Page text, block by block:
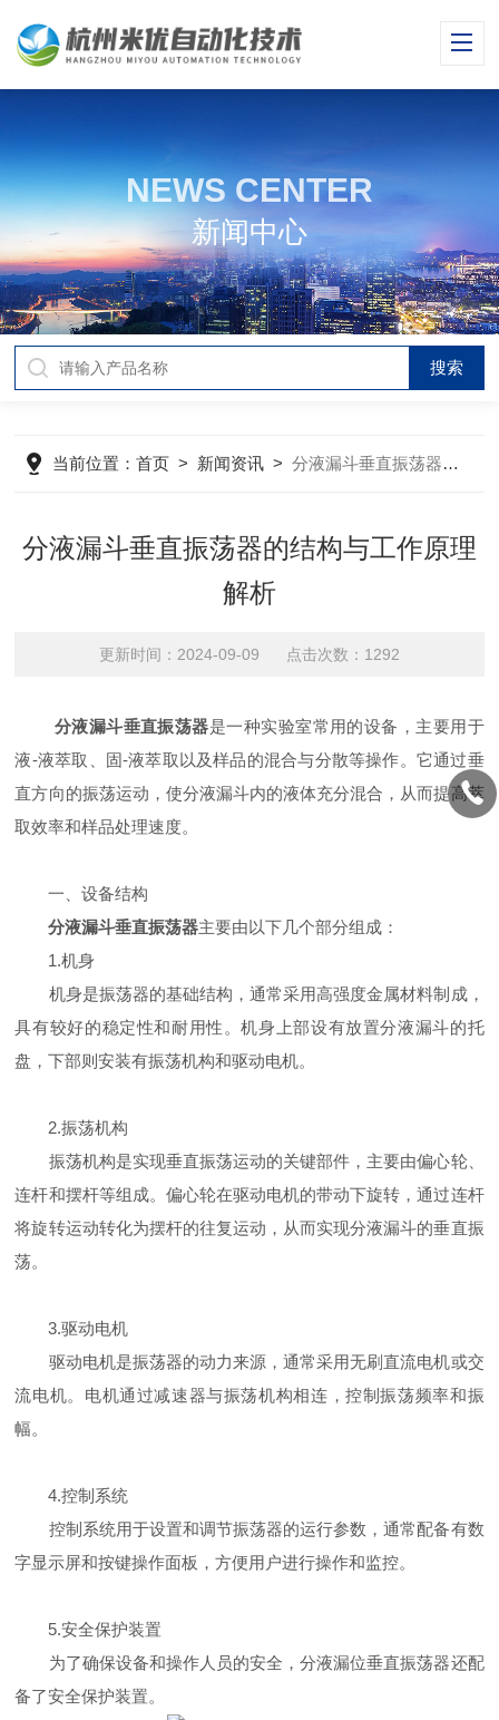
NEWS CENTER
新闻中心
当前位置：首页 > 新闻资讯 >分液漏斗垂直振荡器的结构与工作原理解析
分液漏斗垂直振荡器的结构与工作原理
解析
更新时间：2024-09-09 点击次数：1292
分液漏斗垂直振荡器是一种实验室常用的设备，主要用于
液-液萃取、固-液萃取以及样品的混合与分散等操作。它通过垂
直方向的振荡运动，使分液漏斗内的液体充分混合，从而提高萃
取效率和样品处理速度。
一、设备结构
分液漏斗垂直振荡器主要由以下几个部分组成：
1.机身
机身是振荡器的基础结构，通常采用高强度金属材料制成，
具有较好的稳定性和耐用性。机身上部设有放置分液漏斗的托
盘，下部则安装有振荡机构和驱动电机。
2.振荡机构
振荡机构是实现垂直振荡运动的关键部件，主要由偏心轮、
连杆和摆杆等组成。偏心轮在驱动电机的带动下旋转，通过连杆
将旋转运动转化为摆杆的往复运动，从而实现分液漏斗的垂直振
荡。
3.驱动电机
驱动电机是振荡器的动力来源，通常采用无刷直流电机或交
流电机。电机通过减速器与振荡机构相连，控制振荡频率和振
幅。
4.控制系统
控制系统用于设置和调节振荡器的运行参数，通常配备有数
字显示屏和按键操作面板，方便用户进行操作和监控。
5.安全保护装置
为了确保设备和操作人员的安全，分液漏位垂直振荡器还配
备了安全保护装置。